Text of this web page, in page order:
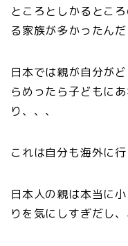
ところとしかるとこ
る家族が多かったんだ
日本では親が自分が
らめったら子どもに
り、、、
これは自分も海外に
日本人の親は本当に
りを気にしすぎだし、